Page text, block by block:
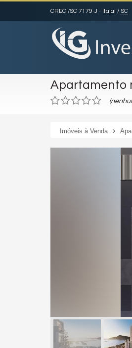
CRECI/SC 7179-J - Itajaí / SC
Apartamento
Imóveis à Venda